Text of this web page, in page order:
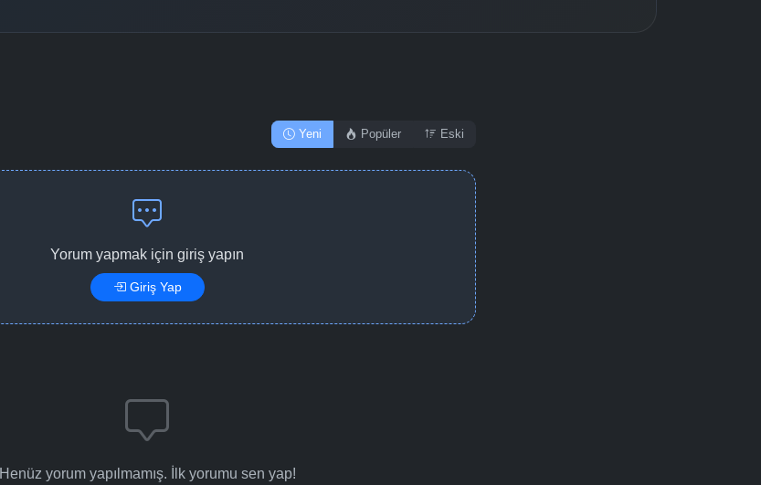
Yeni Popüler Eski
Yorum yapmak için giriş yapın
Giriş Yap
Henüz yorum yapılmamış. İlk yorumu sen yap!